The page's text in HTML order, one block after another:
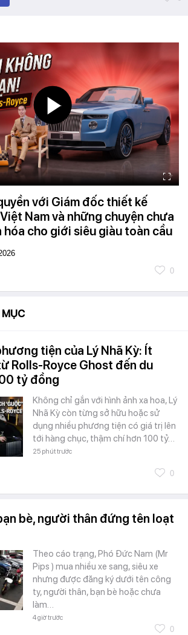
với Giám đốc thiết kế
Nam và những chuyện chưa
hóa cho giới siêu giàu toàn cầu
0
MỤC
tiện của Lý Nhã Kỳ: Ít
Rolls-Royce Ghost đến du
tỷ đồng
Không chỉ gắn với hình ảnh xa hoa, Lý
Nhã Kỳ còn từng sở hữu hoặc sử
dụng nhiều phương tiện có giá trị lên
tới hàng chục, thậm chí hơn 100 tỷ…
25 phút trước
0
bè, người thân đứng tên loạt
Theo cáo trạng, Phó Đức Nam (Mr
Pips ) mua nhiều xe sang, siêu xe
nhưng được đăng ký dưới tên công
ty, người thân, bạn bè hoặc chưa
làm…
4 giờ trước
0